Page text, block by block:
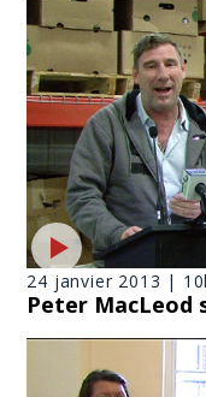
24 janvier 2013 |
Peter MacLeod